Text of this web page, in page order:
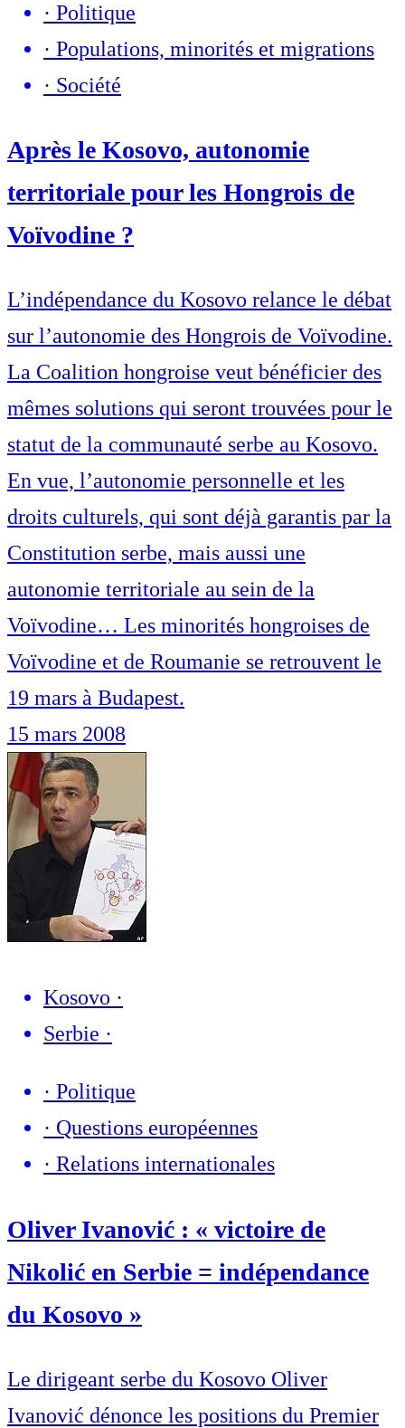
· Politique
· Populations, minorités et migrations
· Société
Après le Kosovo, autonomie
territoriale pour les Hongrois de
Voïvodine ?
L’indépendance du Kosovo relance le débat
sur l’autonomie des Hongrois de Voïvodine.
La Coalition hongroise veut bénéficier des
mêmes solutions qui seront trouvées pour le
statut de la communauté serbe au Kosovo.
En vue, l’autonomie personnelle et les
droits culturels, qui sont déjà garantis par la
Constitution serbe, mais aussi une
autonomie territoriale au sein de la
Voïvodine… Les minorités hongroises de
Voïvodine et de Roumanie se retrouvent le
19 mars à Budapest.
15 mars 2008
Kosovo ·
Serbie ·
· Politique
· Questions européennes
· Relations internationales
Oliver Ivanović : « victoire de
Nikolić en Serbie = indépendance
du Kosovo »
Le dirigeant serbe du Kosovo Oliver
Ivanović dénonce les positions du Premier